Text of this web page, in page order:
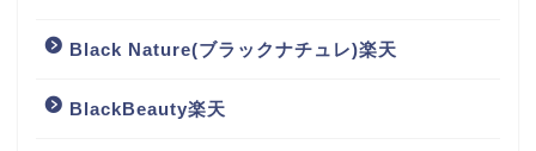
Black Nature(ブラックナチュレ)楽天
BlackBeauty楽天